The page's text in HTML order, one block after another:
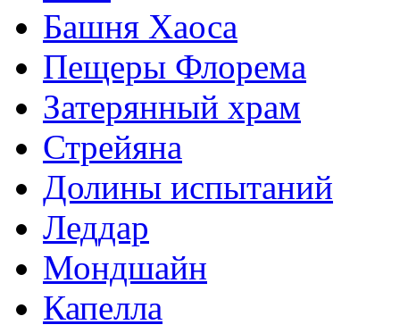
Башня Хаоса
Пещеры Флорема
Затерянный храм
Стрейяна
Долины испытаний
Леддар
Мондшайн
Капелла